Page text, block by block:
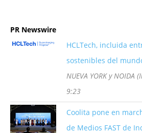
PR Newswire
HCLTech, incluida
sostenibles del
NUEVA YORK y NOIDA
9:23
Coolita pone en
de Medios FAST de